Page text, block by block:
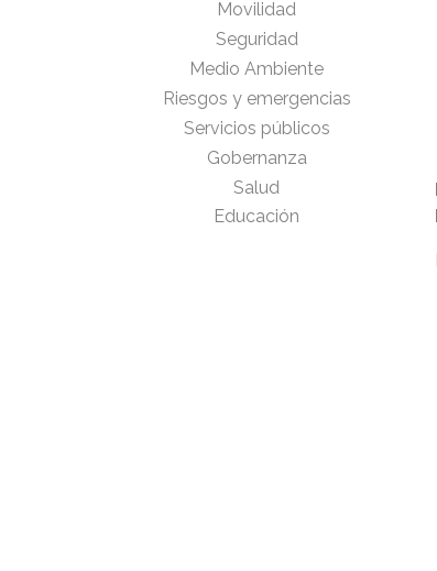
Movilidad
Seguridad
Medio Ambiente
Riesgos y emergencias
Servicios públicos
Gobernanza
Salud
Educación